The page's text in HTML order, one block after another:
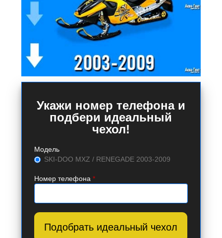
Укажи номер телефона и
подбери идеальный
чехол!
Модель
SKI-DOO MXZ / RENEGADE 2003-2009
Номер телефона *
Подобрать идеальный чехол